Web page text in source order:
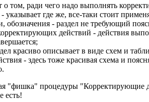
о том, ради чего надо выполнять
указывает где же, все-таки стоит
обозначения - раздел не требующий
действий - действия
красиво описывает в виде схем и
- здесь тоже красивая схема и
"фишка" процедуры "Корректирующие
есть!